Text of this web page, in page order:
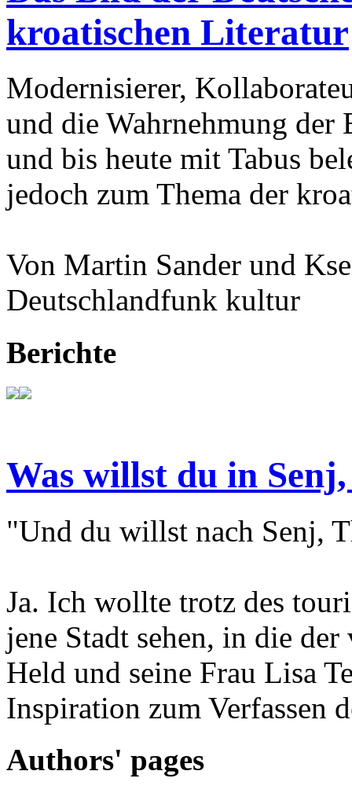
kroatischen Literatur
Modernisierer,
und die Wahrnehmung
und bis heute mit Tabus
jedoch zum Thema der
Von Martin Sander und
Deutschlandfunk kultur
Berichte
Was willst du in
"Und du willst nach Senj,
Ja. Ich wollte trotz des
jene Stadt sehen, in die
Held und seine Frau Lisa
Inspiration zum Verfassen
Authors' pages